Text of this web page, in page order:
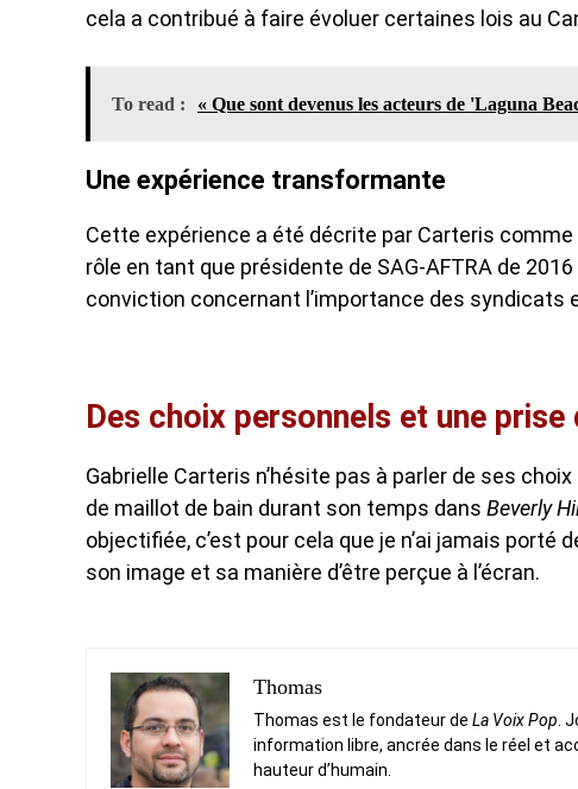
cela a contribué à faire évoluer certaines lois au
To read : « Que sont devenus les acteurs de 'Laguna
Une expérience transformante
Cette expérience a été décrite par Carteris
rôle en tant que présidente de SAG-AFTRA de
conviction concernant l’importance des syndicats
Des choix personnels et une prise
Gabrielle Carteris n’hésite pas à parler de ses
de maillot de bain durant son temps dans Beverly
objectifiée, c’est pour cela que je n’ai jamais porté
son image et sa manière d’être perçue à l’écran.
Thomas
Thomas est le fondateur de La Voix Pop .
information libre, ancrée dans le réel et
hauteur d’humain.